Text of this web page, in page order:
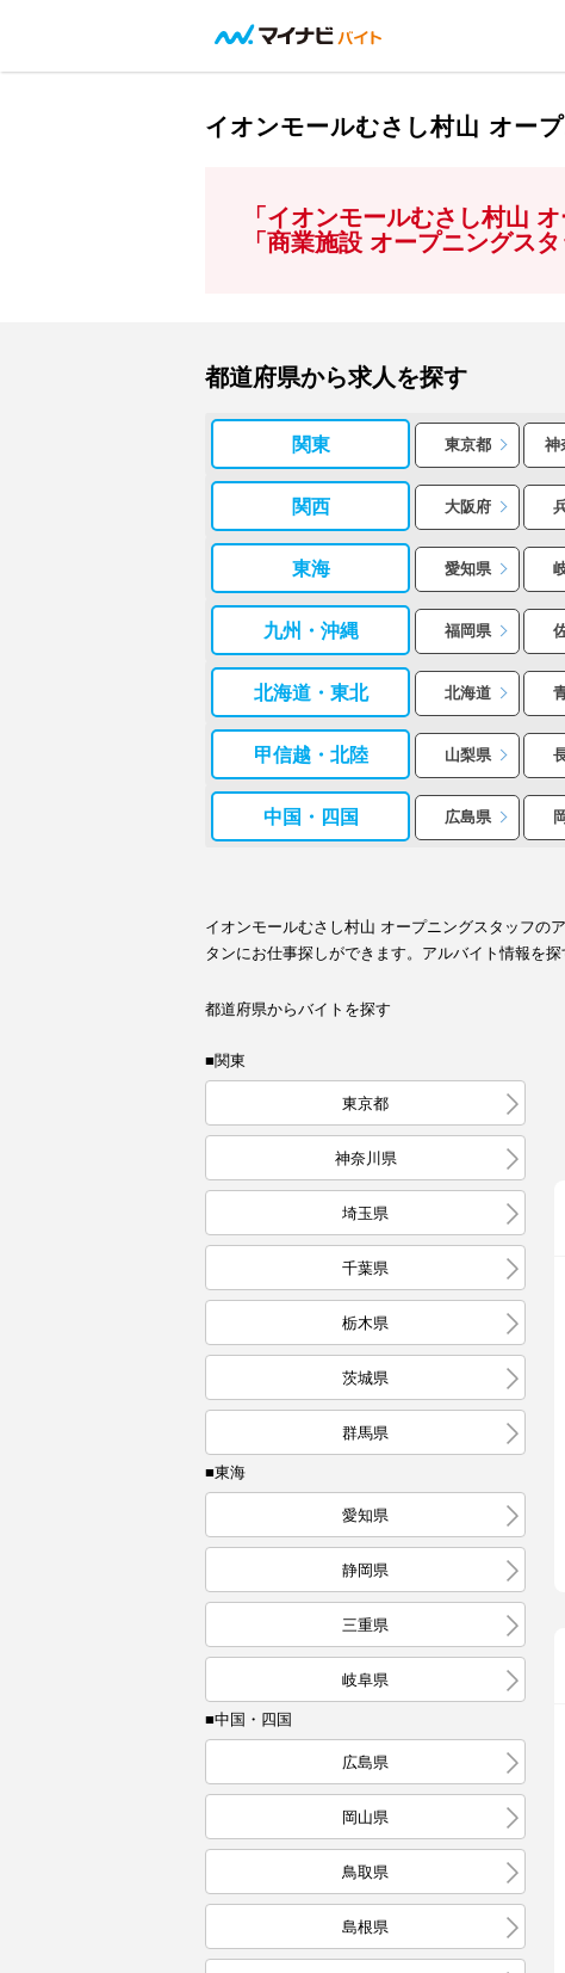
イオンモールむさし村山 オー
「イオンモールむさし村山
「商業施設 オープニングス
都道府県から求人を探す
関東 東京都 神
関西 大阪府
東海 愛知県
九州・沖縄 福岡県
北海道・東北 北海道
甲信越・北陸 山梨県
中国・四国 広島県
イオンモールむさし村山 オープニングスタッフの
タンにお仕事探しができます。アルバイト情報を
都道府県からバイトを探す
■関東
東京都
神奈川県
埼玉県
千葉県
栃木県
茨城県
群馬県
■東海
愛知県
静岡県
三重県
岐阜県
■中国・四国
広島県
岡山県
鳥取県
島根県